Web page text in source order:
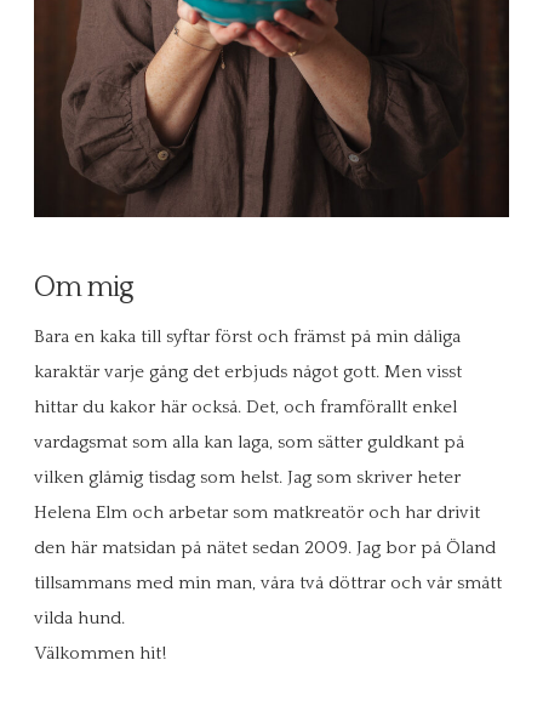
Om mig
Bara en kaka till syftar först och främst på min dåliga
karaktär varje gång det erbjuds något gott. Men visst
hittar du kakor här också. Det, och framförallt enkel
vardagsmat som alla kan laga, som sätter guldkant på
vilken glåmig tisdag som helst. Jag som skriver heter
Helena Elm och arbetar som matkreatör och har drivit
den här matsidan på nätet sedan 2009. Jag bor på Öland
tillsammans med min man, våra två döttrar och vår smått
vilda hund.
Välkommen hit!